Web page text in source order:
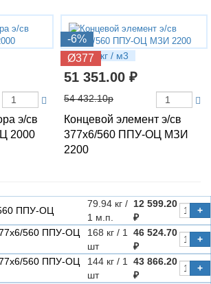
э/св
2000
-6%
Ø377
218.98 кг / м3
51 351.00 ₽
54 432.10р
Концевой элемент э/св
377х6/560 ППУ-ОЦ МЗИ
2200
ППУ-ОЦ
79.94 кг /
1 м.п.
12 599.20
₽
+
560 ППУ-ОЦ
168 кг / 1
шт
46 524.70
₽
+
560 ППУ-ОЦ
144 кг / 1
шт
43 866.20
₽
+